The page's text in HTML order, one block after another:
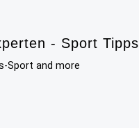
- Sport Tipps
Sport and more